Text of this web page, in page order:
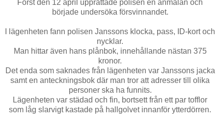
Först den 12 april upprättade polisen en anmälan och
började undersöka försvinnandet.
I lägenheten fann polisen Janssons klocka, pass, ID-kort och
nycklar.
Man hittar även hans plånbok, innehållande nästan 375
kronor.
Det enda som saknades från lägenheten var Janssons jacka
samt en anteckningsbok där man tror att adresser till olika
personer ska ha funnits.
Lägenheten var städad och fin, bortsett från ett par tofflor
som låg slarvigt kastade på hallgolvet innanför ytterdörren.